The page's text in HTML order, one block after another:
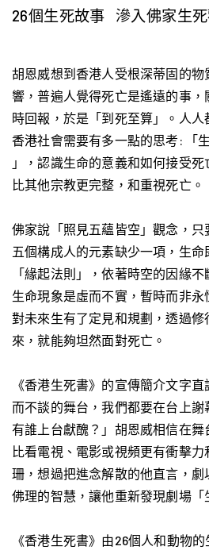
26個生死故事 滲入佛家生
胡恩威想到香港人受根深蒂固的
響，普遍人覺得死亡是遙遠的事
時回報，於是「到死至算」。人
香港社會需要有多一點的思考: 「
」，認識生命的意義和如何接受
比其他宗教更完整，和重視死亡。
佛家說「照見五蘊皆空」觀念，
五個構成人的元素缺少一項，生
「緣起法則」，依著時空的因緣
生命現象是虛而不實，暫時而非永
對未來生有了定見和規劃，透過
來，就能夠坦然面對死亡。
《香港生死書》的宣傳簡介文字
而不談的舞台，我們都要在台上
有誰上台獻醜？」胡恩威相信在
比看電視、電影或視頻更有衝擊
珊，想過把進念解散的他直言，
佛理的智慧，讓他重新發現劇場「
《香港生死書》由26個人和動物